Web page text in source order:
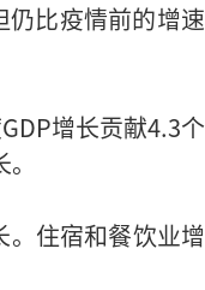
比疫情前的增速
增长贡献4.3个
住宿和餐饮业增